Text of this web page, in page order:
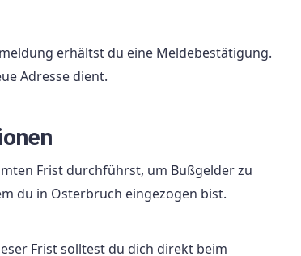
erhältst du eine Meldebestätigung.
Adresse dient.
Frist durchführst, um Bußgelder zu
du in Osterbruch eingezogen bist.
Frist solltest du dich direkt beim